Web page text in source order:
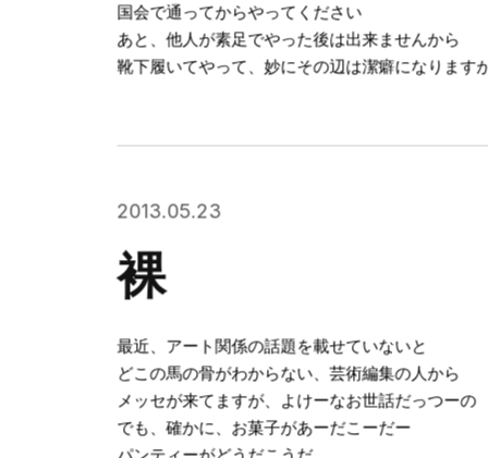
国会で通ってからやってください
あと、他人が素足でやった後は出来ませんから
靴下履いてやって、妙にその辺は潔癖になります
2013.05.23
裸
最近、アート関係の話題を載せていないと
どこの馬の骨がわからない、芸術編集の人から
メッセが来てますが、よけーなお世話だっつーの
でも、確かに、お菓子があーだこーだー